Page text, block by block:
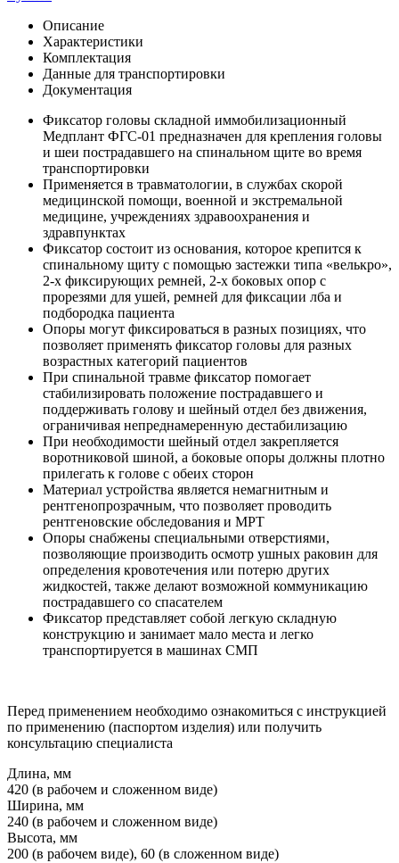
Описание
Характеристики
Комплектация
Данные для транспортировки
Документация
Фиксатор головы складной иммобилизационный
Медплант ФГС-01 предназначен для крепления головы
и шеи пострадавшего на спинальном щите во время
транспортировки
Применяется в травматологии, в службах скорой
медицинской помощи, военной и экстремальной
медицине, учреждениях здравоохранения и
здравпунктах
Фиксатор состоит из основания, которое крепится к
спинальному щиту с помощью застежки типа «велькро»,
2-х фиксирующих ремней, 2-х боковых опор с
прорезями для ушей, ремней для фиксации лба и
подбородка пациента
Опоры могут фиксироваться в разных позициях, что
позволяет применять фиксатор головы для разных
возрастных категорий пациентов
При спинальной травме фиксатор помогает
стабилизировать положение пострадавшего и
поддерживать голову и шейный отдел без движения,
ограничивая непреднамеренную дестабилизацию
При необходимости шейный отдел закрепляется
воротниковой шиной, а боковые опоры должны плотно
прилегать к голове с обеих сторон
Материал устройства является немагнитным и
рентгенопрозрачным, что позволяет проводить
рентгеновские обследования и МРТ
Опоры снабжены специальными отверстиями,
позволяющие производить осмотр ушных раковин для
определения кровотечения или потерю других
жидкостей, также делают возможной коммуникацию
пострадавшего со спасателем
Фиксатор представляет собой легкую складную
конструкцию и занимает мало места и легко
транспортируется в машинах СМП
Перед применением необходимо ознакомиться с инструкцией
по применению (паспортом изделия) или получить
консультацию специалиста
Длина, мм
420 (в рабочем и сложенном виде)
Ширина, мм
240 (в рабочем и сложенном виде)
Высота, мм
200 (в рабочем виде), 60 (в сложенном виде)